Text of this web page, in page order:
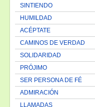
SINTIENDO
HUMILDAD
ACÉPTATE
CAMINOS DE VERDAD
SOLIDARIDAD
PRÓJIMO
SER PERSONA DE FÉ
ADMIRACIÓN
LLAMADAS